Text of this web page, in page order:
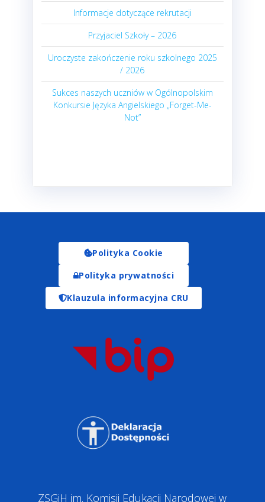
Informacje dotyczące rekrutacji
Przyjaciel Szkoły – 2026
Uroczyste zakończenie roku szkolnego 2025
/ 2026
Sukces naszych uczniów w Ogólnopolskim
Konkursie Języka Angielskiego „Forget-Me-
Not”
Polityka Cookie
Polityka prywatności
Klauzula informacyjna CRU